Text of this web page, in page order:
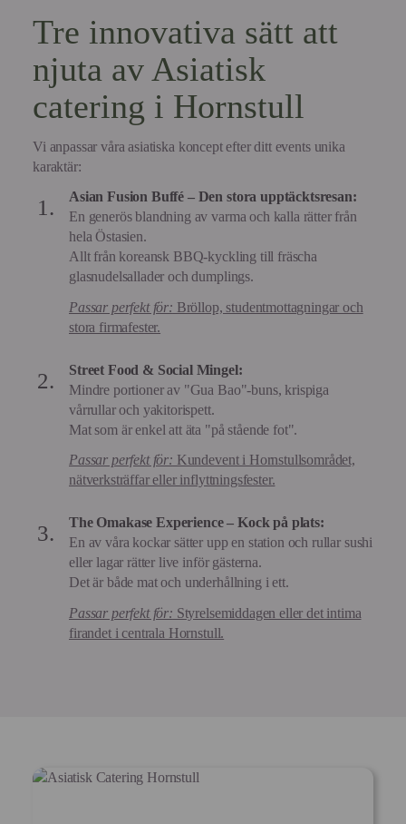
Tre innovativa sätt att
njuta av Asiatisk
catering i Hornstull
Vi anpassar våra asiatiska koncept efter ditt events unika
karaktär:
Asian Fusion Buffé – Den stora upptäcktsresan:
En generös blandning av varma och kalla rätter från
hela Östasien.
Allt från koreansk BBQ-kyckling till fräscha
glasnudelsallader och dumplings.
Passar perfekt för: Bröllop, studentmottagningar och
stora firmafester.
Street Food & Social Mingel:
Mindre portioner av "Gua Bao"-buns, krispiga
vårrullar och yakitorispett.
Mat som är enkel att äta "på stående fot".
Passar perfekt för: Kundevent i Hornstullsområdet,
nätverksträffar eller inflyttningsfester.
The Omakase Experience – Kock på plats:
En av våra kockar sätter upp en station och rullar sushi
eller lagar rätter live inför gästerna.
Det är både mat och underhållning i ett.
Passar perfekt för: Styrelsemiddagen eller det intima
firandet i centrala Hornstull.